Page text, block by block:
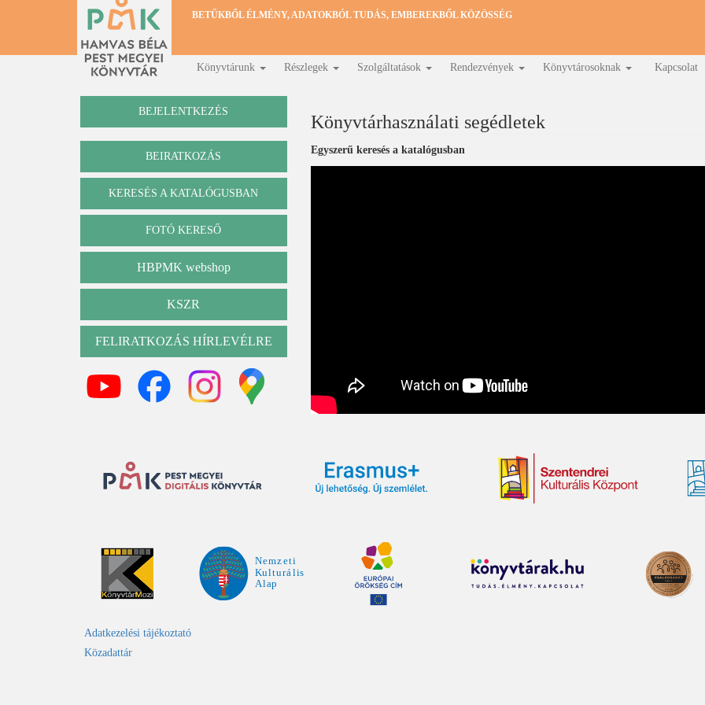
BETŰKBŐL ÉLMÉNY, ADATOKBÓL TUDÁS, EMBEREKBŐL KÖZÖSSÉG
Fő
navigáció
Könyvtárunk Részlegek Szolgáltatások Rendezvények Könyvtárosoknak Kapcsolat
BEJELENTKEZÉS
BEIRATKOZÁS
Katalógus
KERESÉS A KATALÓGUSBAN
FOTÓ KERESŐ
HBPMK webshop
KSZR
FELIRATKOZÁS HÍRLEVÉLRE
Könyvtárhasználati segédletek
Egyszerű keresés a katalógusban
Adatkezelési tájékoztató
Közadattár